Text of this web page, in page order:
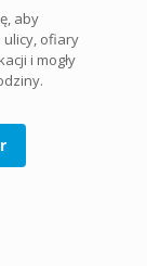
aby
ulicy, ofiary
i mogły